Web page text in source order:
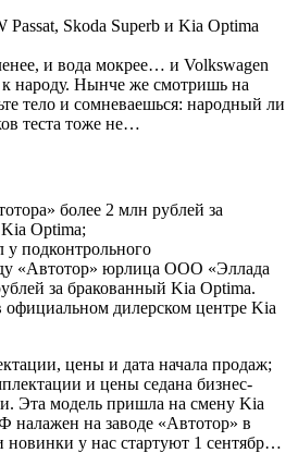
Skoda Superb и Kia Optima
и вода мокрее… и Volkswagen
к народу. Нынче же смотришь на
тело и сомневаешься: народный ли
теста тоже не…
более 2 млн рублей за
Optima;
подконтрольного
«Автотор» юрлица ООО «Эллада
за бракованный Kia Optima.
дилерском центре Kia
цены и дата начала продаж;
и цены седана бизнес-
Эта модель пришла на смену Kia
налажен на заводе «Автотор» в
у нас стартуют 1 сентябр…